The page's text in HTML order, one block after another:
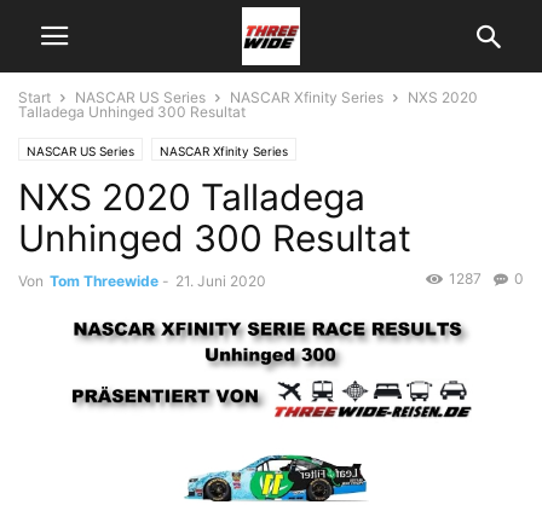
Start NASCAR US Series NASCAR Xfinity Series
NXS 2020
Talladega Unhinged 300 Resultat
NASCAR US Series NASCAR Xfinity Series
NXS 2020 Talladega
Unhinged 300 Resultat
Von Tom Threewide - 21. Juni 2020 0
1287